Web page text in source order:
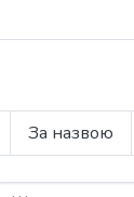
За назвою